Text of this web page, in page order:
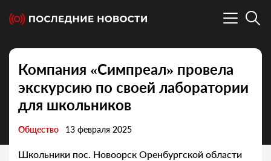
Компания «Симпреал» провела
экскурсию по своей лаборатории
для школьников
Общество 13 февраля 2025
Школьники пос. Новоорск Оренбургской области